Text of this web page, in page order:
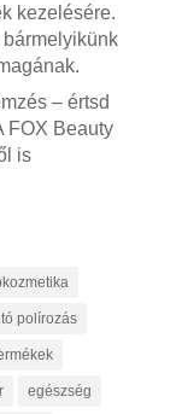
kezelésére.
– értsd
FOX Beauty
is
polírozás
egészség